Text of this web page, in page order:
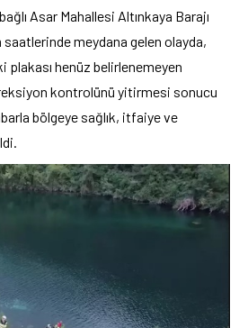
Asar Mahallesi Altınkaya Barajı
meydana gelen olayda,
plakası henüz belirlenemeyen
kontrolünü yitirmesi sonucu
bölgeye sağlık, itfaiye ve